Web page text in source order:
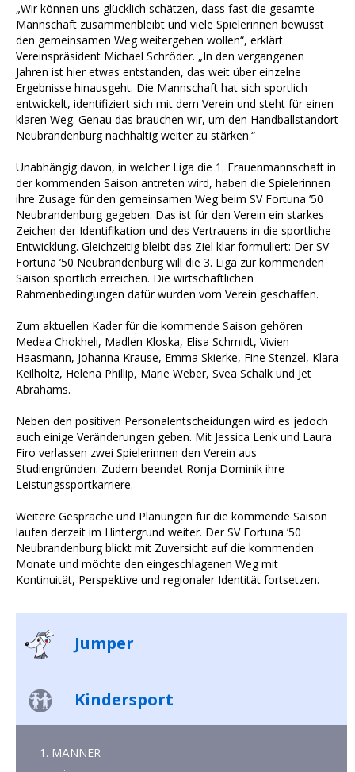
„Wir können uns glücklich schätzen, dass fast die gesamte
Mannschaft zusammenbleibt und viele Spielerinnen bewusst
den gemeinsamen Weg weitergehen wollen“, erklärt
Vereinspräsident Michael Schröder. „In den vergangenen
Jahren ist hier etwas entstanden, das weit über einzelne
Ergebnisse hinausgeht. Die Mannschaft hat sich sportlich
entwickelt, identifiziert sich mit dem Verein und steht für einen
klaren Weg. Genau das brauchen wir, um den Handballstandort
Neubrandenburg nachhaltig weiter zu stärken.“
Unabhängig davon, in welcher Liga die 1. Frauenmannschaft in
der kommenden Saison antreten wird, haben die Spielerinnen
ihre Zusage für den gemeinsamen Weg beim SV Fortuna ’50
Neubrandenburg gegeben. Das ist für den Verein ein starkes
Zeichen der Identifikation und des Vertrauens in die sportliche
Entwicklung. Gleichzeitig bleibt das Ziel klar formuliert: Der SV
Fortuna ’50 Neubrandenburg will die 3. Liga zur kommenden
Saison sportlich erreichen. Die wirtschaftlichen
Rahmenbedingungen dafür wurden vom Verein geschaffen.
Zum aktuellen Kader für die kommende Saison gehören
Medea Chokheli, Madlen Kloska, Elisa Schmidt, Vivien
Haasmann, Johanna Krause, Emma Skierke, Fine Stenzel, Klara
Keilholtz, Helena Phillip, Marie Weber, Svea Schalk und Jet
Abrahams.
Neben den positiven Personalentscheidungen wird es jedoch
auch einige Veränderungen geben. Mit Jessica Lenk und Laura
Firo verlassen zwei Spielerinnen den Verein aus
Studiengründen. Zudem beendet Ronja Dominik ihre
Leistungssportkarriere.
Weitere Gespräche und Planungen für die kommende Saison
laufen derzeit im Hintergrund weiter. Der SV Fortuna ’50
Neubrandenburg blickt mit Zuversicht auf die kommenden
Monate und möchte den eingeschlagenen Weg mit
Kontinuität, Perspektive und regionaler Identität fortsetzen.
Jumper
Kindersport
1. MÄNNER